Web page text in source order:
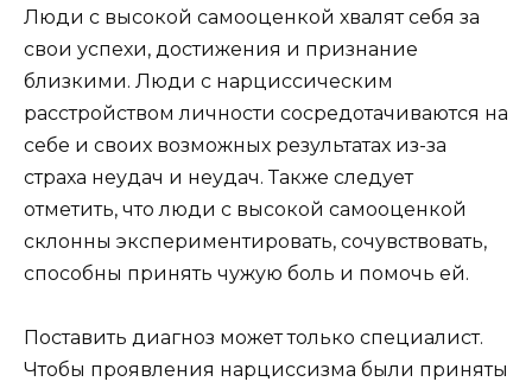
Люди с высокой самооценкой хвалят себя за
свои успехи, достижения и признание
близкими. Люди с нарциссическим
расстройством личности сосредотачиваются на
себе и своих возможных результатах из-за
страха неудач и неудач. Также следует
отметить, что люди с высокой самооценкой
склонны экспериментировать, сочувствовать,
способны принять чужую боль и помочь ей.
Поставить диагноз может только специалист.
Чтобы проявления нарциссизма были приняты